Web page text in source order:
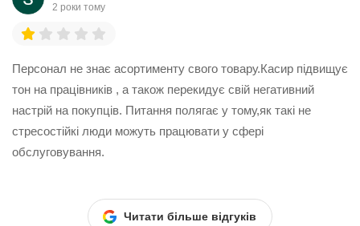
2 роки тому
Персонал не знає асортименту свого товару.Касир підвищує
тон на працівників , а також перекидує свій негативний
настрій на покупців. Питання полягає у тому,як такі не
стресостійкі люди можуть працювати у сфері
обслуговування.
Читати більше відгуків